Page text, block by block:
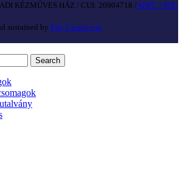
KÉZMŰVES HÁZ / CUI: 20904718 /ANPC | SOL
sustained by Edy Creative.ro
Search